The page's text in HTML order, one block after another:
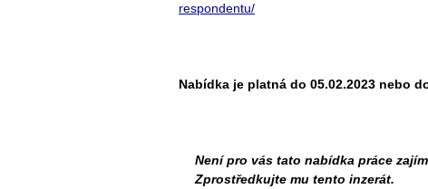
respondentu/
Nabídka je platná do 05.02.2023 nebo
Není pro vás tato nabídka práce
Zprostředkujte mu tento inzerát.